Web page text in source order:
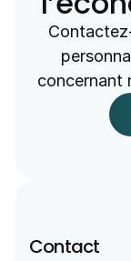
concernant
Contact